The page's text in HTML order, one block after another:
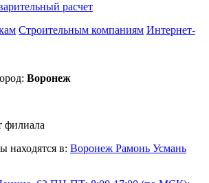
расчет
Строительным компаниям Интернет-
Воронеж
филиала
находятся в: Воронеж Рамонь Усмань